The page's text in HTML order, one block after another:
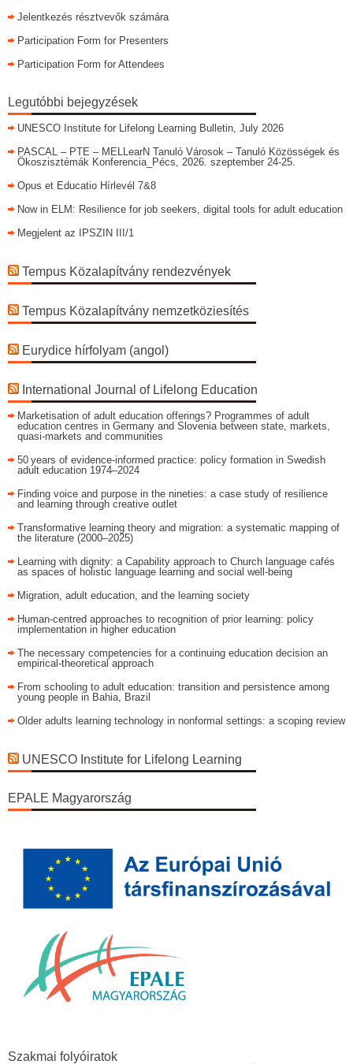
Jelentkezés résztvevők számára
Participation Form for Presenters
Participation Form for Attendees
Legutóbbi bejegyzések
UNESCO Institute for Lifelong Learning Bulletin, July 2026
PASCAL – PTE – MELLearN Tanuló Városok – Tanuló Közösségek és
Ökoszisztémák Konferencia_Pécs, 2026. szeptember 24-25.
Opus et Educatio Hírlevél 7&8
Now in ELM: Resilience for job seekers, digital tools for adult education
Megjelent az IPSZIN III/1
Tempus Közalapítvány rendezvények
Tempus Közalapítvány nemzetköziesítés
Eurydice hírfolyam (angol)
International Journal of Lifelong Education
Marketisation of adult education offerings? Programmes of adult
education centres in Germany and Slovenia between state, markets,
quasi-markets and communities
50 years of evidence‑informed practice: policy formation in Swedish
adult education 1974–2024
Finding voice and purpose in the nineties: a case study of resilience
and learning through creative outlet
Transformative learning theory and migration: a systematic mapping of
the literature (2000–2025)
Learning with dignity: a Capability approach to Church language cafés
as spaces of holistic language learning and social well-being
Migration, adult education, and the learning society
Human-centred approaches to recognition of prior learning: policy
implementation in higher education
The necessary competencies for a continuing education decision an
empirical-theoretical approach
From schooling to adult education: transition and persistence among
young people in Bahia, Brazil
Older adults learning technology in nonformal settings: a scoping review
UNESCO Institute for Lifelong Learning
EPALE Magyarország
Szakmai folyóiratok